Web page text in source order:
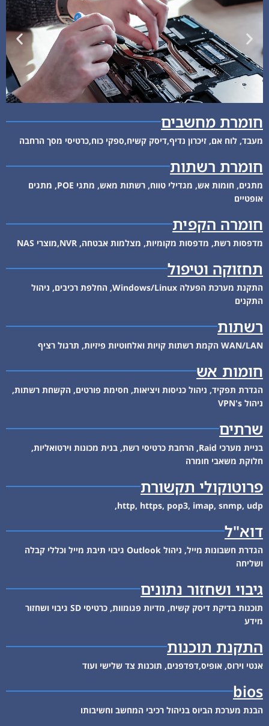
קורס טכנאי
מחשבים ורשתות
חומרת מחשבים
מעבד, לוח אם, זיכרון נדיף,דיסק קשיח,ספקי כוח,כרטיסי מסך הרחבה
חומרת רשתות
מתגים, חומות אש, מגדילי טווח, רשתות מאש, מתגי POE, מתגים
אופטיים
חומרה הקפית
מדפסות רשת, מדפסות מקומיות, מצלמות אבטחה, NVR,מוצרי NAS
תחזוקה וטיפול
התקנת מערכת הפעלה Windows/Linux, החלפת רכיבים, ניהול
התקנים
רשתות
WAN/LAN הקמת רשתות קויות ואלחוטיות פיזיות, תרגול רציף
חומות אש
הגדרת תפקיד, ניהול כניסות ויציאות, חסימת פורטים, הקשחת רשתות,
ניהול VPN's
שרתים
בניית מערכי Raid, הרחבת כרטיסי רשת, בנית מכונות וירטואליות,
חלוקת משאבי חומרה
פרוטוקולי תקשורת
http, https, pop3, imap, snmp, udp,
דוא"ל
הגדרת חשבונות מייל, ניהול Outlook גיבוי תיבת מייל וכללי קבלה
ושליחה
גיבוי ושחזור נתונים
תוכנות בדיקת דיסק קשיח, מדיות פגומוות, כרטיסי SD גיבוי ושחזור
מידע
התקנת תוכנות
אנטי וירוס, אופיס,דפדפנים, תוכנות צד שלישי ועוד
bios
הבנת מערכת הביוס בניהול רכיבי המחשב וחשיבותו